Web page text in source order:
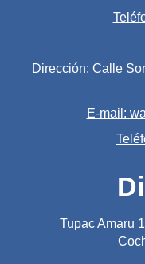
Dirección: Calle
E-mail:
Tupac Amaru